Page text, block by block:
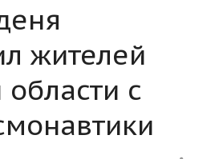
жителей
с